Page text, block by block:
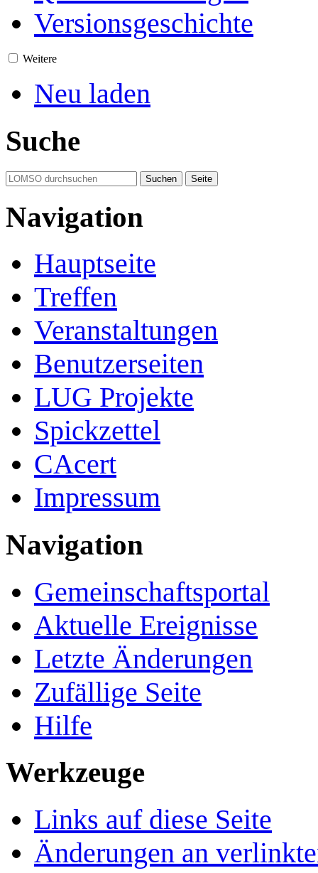
Versionsgeschichte
Weitere
Neu laden
Suche
Navigation
Hauptseite
Treffen
Veranstaltungen
Benutzerseiten
LUG Projekte
Spickzettel
CAcert
Impressum
Navigation
Gemeinschafts­portal
Aktuelle Ereignisse
Letzte Änderungen
Zufällige Seite
Hilfe
Werkzeuge
Links auf diese Seite
Änderungen an